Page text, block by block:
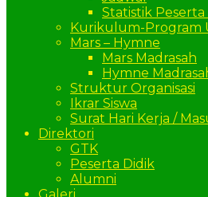
Statistik Peserta
Kurikulum-Program
Mars – Hymne
Mars Madrasah
Hymne
Struktur Organisasi
Ikrar Siswa
Surat Hari Kerja /
Direktori
GTK
Peserta Didik
Alumni